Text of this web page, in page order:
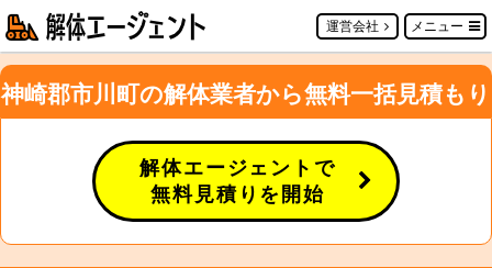
運営会社 メニュー
神崎郡市川町の解体業者から無料一括見積もり
解体エージェントで
無料見積りを開始